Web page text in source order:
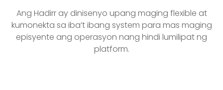
Ang Hadirr ay dinisenyo upang maging flexible at
kumonekta sa iba’t ibang system para mas maging
episyente ang operasyon nang hindi lumilipat ng
platform.